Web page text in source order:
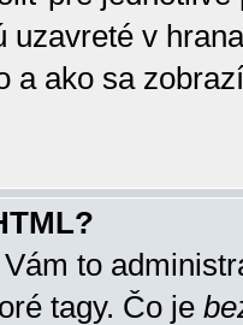
uzavreté v
a ako sa
to
tagy. Čo je